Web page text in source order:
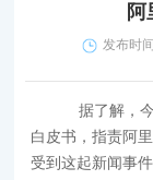
发布时
据了解，今
白皮书，指责阿
受到这起新闻事